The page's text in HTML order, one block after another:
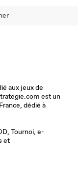
aux jeux de
est un
Tournoi, e-
et